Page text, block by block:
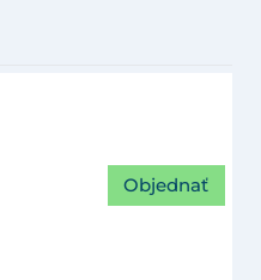
Objednať